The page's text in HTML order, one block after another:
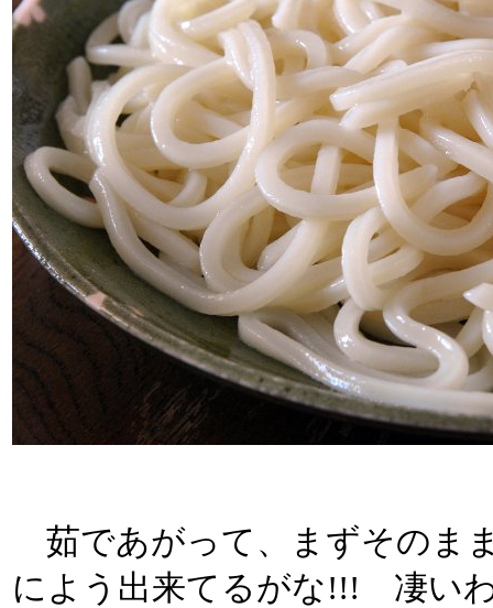
茹であがって、まずそのま
によう出来てるがな!!! 凄い